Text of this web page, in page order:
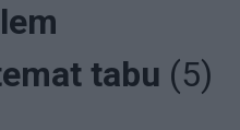
tabu (5)